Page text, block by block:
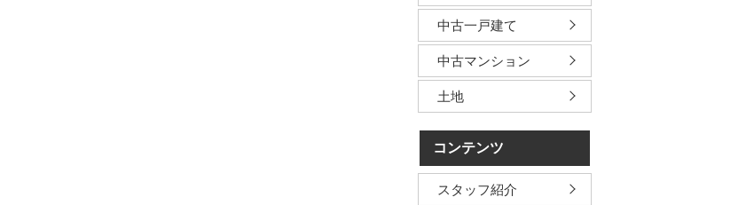
中古一戸建て
中古マンション
土地
コンテンツ
スタッフ紹介